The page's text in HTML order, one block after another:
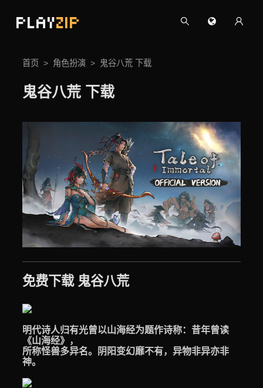
PLAYZIP
首页 角色扮演 鬼谷八荒 下载
鬼谷八荒 下载
免费下载 鬼谷八荒
明代诗人归有光曾以山海经为题作诗称：昔年曾读
《山海经》，
所称怪兽多异名。阴阳变幻靡不有，异物非异亦非
神。